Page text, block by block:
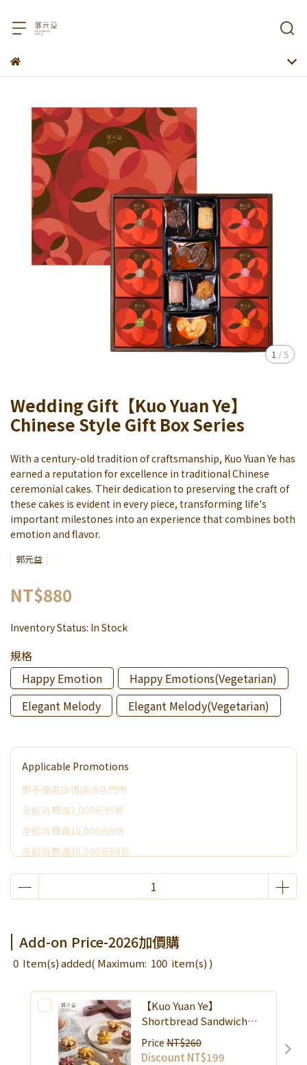
1 /5
Wedding Gift【Kuo Yuan Ye】
Chinese Style Gift Box Series
With a century-old tradition of craftsmanship, Kuo Yuan Ye has
earned a reputation for excellence in traditional Chinese
ceremonial cakes. Their dedication to preserving the craft of
these cakes is evident in every piece, transforming life's
important milestones into an experience that combines both
emotion and flavor.
郭元益
NT$880
Inventory Status: In Stock
規格
Happy Emotion
Happy Emotions(Vegetarian)
Elegant Melody
Elegant Melody(Vegetarian)
Applicable Promotions
更多優惠詳情請洽各門市
全館消費滿3,000元95折
全館消費滿10,000元9折
全館消費滿30,000元88折
全館消費滿50,000元享其它優惠
限時活動~消費滿3000贈好禮
Add-on Price-2026加價購
0 Item(s) added( Maximum: 100 item(s) )
【Kuo Yuan Ye】
Shortbread Sandwich
Cookie
Price NT$260
Discount NT$199